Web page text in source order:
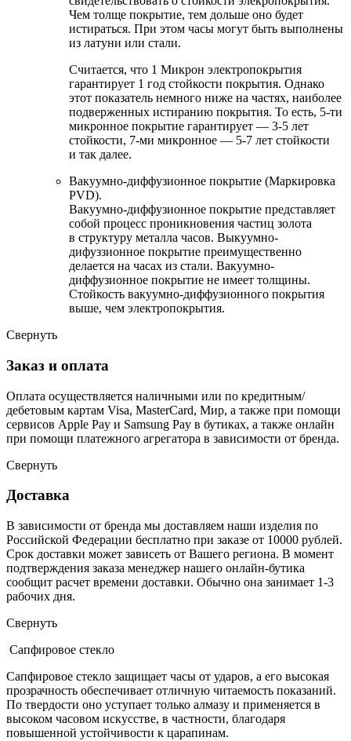
Чем толще покрытие, тем дольше оно будет
истираться. При этом часы могут быть выполнены
из латуни или стали.
Считается, что 1 Микрон электропокрытия
гарантирует 1 год стойкости покрытия. Однако
этот показатель немного ниже на частях, наиболее
подверженных истиранию покрытия. То есть, 5-ти
микронное покрытие гарантирует — 3-5 лет
стойкости, 7-ми микронное — 5-7 лет стойкости
и так далее.
Вакуумно-диффузионное покрытие (Маркировка
PVD).
Вакуумно-диффузионное покрытие представляет
собой процесс проникновения частиц золота
в структуру металла часов. Выкуумно-
дифуззионное покрытие преимущественно
делается на часах из стали. Вакуумно-
диффузионное покрытие не имеет толщины.
Стойкость вакуумно-диффузионного покрытия
выше, чем электропокрытия.
Свернуть
Заказ и оплата
Оплата осуществляется наличными или по кредитным/
дебетовым картам Visa, MasterCard, Мир, а также при помощи
сервисов Apple Pay и Samsung Pay в бутиках, а также онлайн
при помощи платежного агрегатора в зависимости от бренда.
Свернуть
Доставка
В зависимости от бренда мы доставляем наши изделия по
Российской Федерации бесплатно при заказе от 10000 рублей.
Срок доставки может зависеть от Вашего региона. В момент
подтверждения заказа менеджер нашего онлайн-бутика
сообщит расчет времени доставки. Обычно она занимает 1-3
рабочих дня.
Свернуть
Сапфировое стекло
Сапфировое стекло защищает часы от ударов, а его высокая
прозрачность обеспечивает отличную читаемость показаний.
По твердости оно уступает только алмазу и применяется в
высоком часовом искусстве, в частности, благодаря
повышенной устойчивости к царапинам.